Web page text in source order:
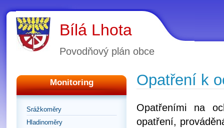
Bílá Lhota
Povodňový plán obce
Monitoring
Srážkoměry
Hladinoměry
Opatření k
Opatřeními na
opatření,